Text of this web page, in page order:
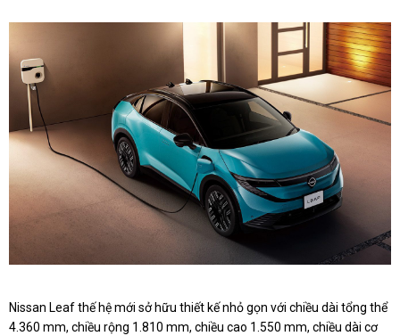
Nissan Leaf thế hệ mới sở hữu thiết kế nhỏ gọn với chiều dài tổng thể
4.360 mm, chiều rộng 1.810 mm, chiều cao 1.550 mm, chiều dài cơ